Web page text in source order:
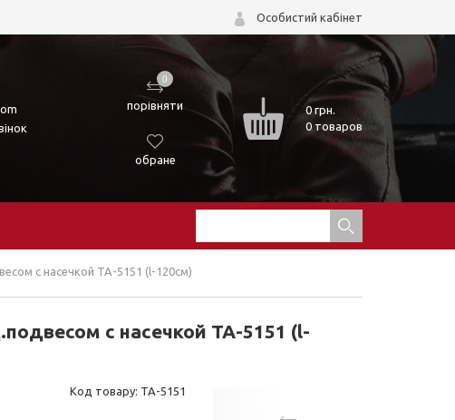
Особистий кабінет
0
порівняти
обране
0грн.
0 товаров
с насечкой TA-5151 (l-120см)
с насечкой TA-5151 (l-
Код товару: TA-5151